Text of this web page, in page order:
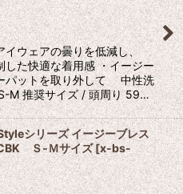
イウェアの曇りを低減し、
した快適な着用感 ・イージー
パットを取り外して 中性洗
M 推奨サイズ / 頭周り 59…
シリーズ イージーブレス
Ｓ-Ｍサイズ[x-bs-